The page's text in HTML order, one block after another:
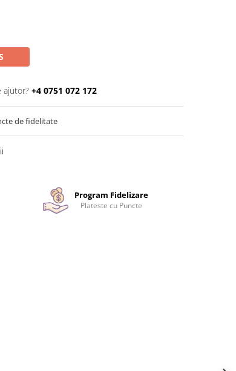
ajutor? +4 0751 072 172
de fidelitate
Program Fidelizare
Plateste cu Puncte